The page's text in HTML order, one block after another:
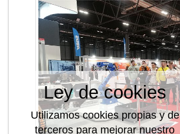
Ley de cookies
Utilizamos cookies propias y de
terceros para mejorar nuestro